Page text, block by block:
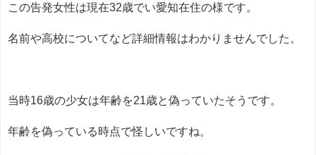
この告発女性は現在32歳でい愛知在住の様です。
名前や高校についてなど詳細情報はわかりませんでした。
当時16歳の少女は年齢を21歳と偽っていたそうです。
年齢を偽っている時点で怪しいですね。